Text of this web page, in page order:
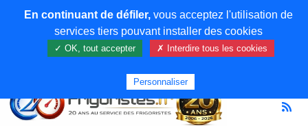
En continuant de défiler,vous acceptez l'utilisation de
services tiers pouvant installer des cookies
✓ OK, tout accepter ✗ Interdire tous les cookies
Personnaliser